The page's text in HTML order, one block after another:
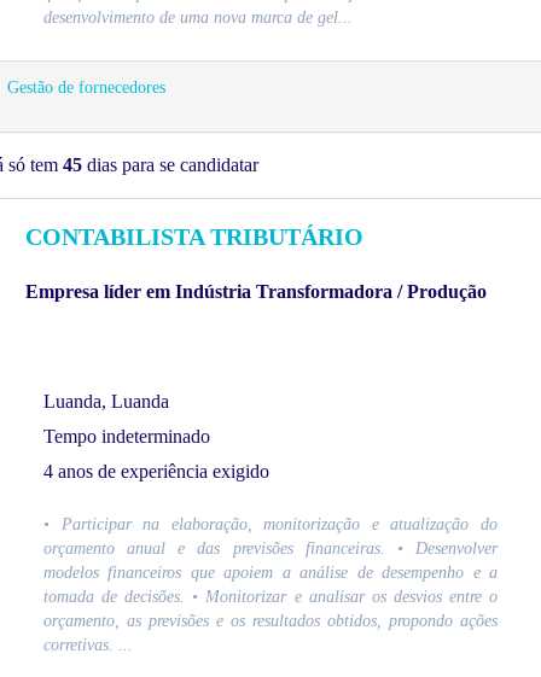
desenvolvimento de uma nova marca de gel...
Gestão de fornecedores
só tem 45 dias para se candidatar
CONTABILISTA TRIBUTÁRIO
Empresa líder em Indústria Transformadora / Produção
Luanda, Luanda
Tempo indeterminado
4 anos de experiência exigido
• Participar na elaboração, monitorização e atualização do
orçamento anual e das previsões financeiras. • Desenvolver
modelos financeiros que apoiem a análise de desempenho e a
tomada de decisões. • Monitorizar e analisar os desvios entre o
orçamento, as previsões e os resultados obtidos, propondo ações
corretivas. ...